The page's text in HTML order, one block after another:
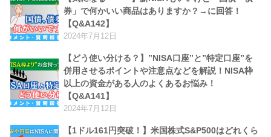
券」で何かいい商品はありますか？→に回答！
【Q&A142】
2024年7月12日
【どう使い分ける？】”NISA口座”と”特定口座”を
併用させるポイントや注意点などを解説！NISA枠
以上の資金がある人のよくあるお悩み！
【Q&A141】
2024年7月12日
【1ドル161円突破！】米国株式S&P500はどれくら